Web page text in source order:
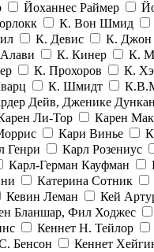
Йоханнес Раймер
К. Вон Шмид
К. Девис К. Джон
К. Кинер
К.
К. Прохоров
К.
К. Шмидт
Дейв, Дженике Дункан
Ли-Тор Карен
Кари Винье
Генри Карл Розениус
Карл-Герман Кауфман
Катерина Сотник
Кевин Леман Кей
Бланшар, Фил Ходжес
Кеннет Н. Тейлор
Бенсон
Кеннет